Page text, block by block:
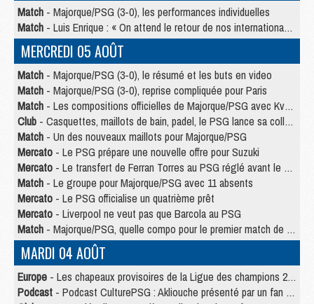
Match - Majorque/PSG (3-0), les performances individuelles
Match - Luis Enrique : « On attend le retour de nos internationaux »
MERCREDI 05 AOÛT
Match - Majorque/PSG (3-0), le résumé et les buts en video
Match - Majorque/PSG (3-0), reprise compliquée pour Paris
Match - Les compositions officielles de Majorque/PSG avec Kvara et de nombreux jeunes
Club - Casquettes, maillots de bain, padel, le PSG lance sa collection été
Match - Un des nouveaux maillots pour Majorque/PSG
Mercato - Le PSG prépare une nouvelle offre pour Suzuki
Mercato - Le transfert de Ferran Torres au PSG réglé avant le 12 août ?
Match - Le groupe pour Majorque/PSG avec 11 absents
Mercato - Le PSG officialise un quatrième prêt
Mercato - Liverpool ne veut pas que Barcola au PSG
Match - Majorque/PSG, quelle compo pour le premier match de la saison 2026/27 ?
MARDI 04 AOÛT
Europe - Les chapeaux provisoires de la Ligue des champions 2026/27
Podcast - Podcast CulturePSG : Akliouche présenté par un fan de Monaco